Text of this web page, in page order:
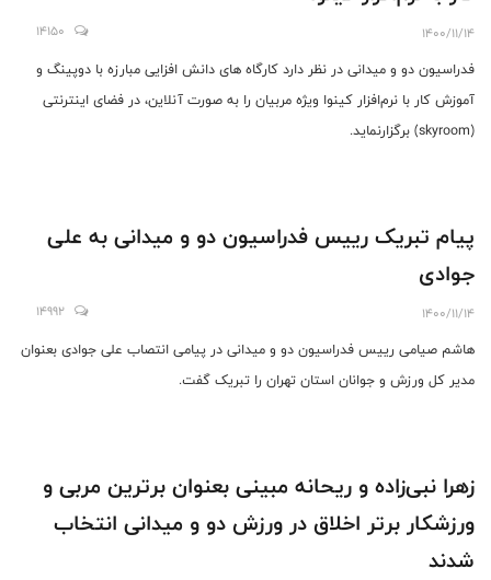
1400/11/14
14150
فدراسیون دو و میدانی در نظر دارد کارگاه های دانش افزایی مبارزه با دوپینگ و
آموزش کار با نرم‌افزار کینوا ویژه مربیان را به صورت آنلاین، در فضای اینترنتی
(skyroom) برگزارنماید.
پیام تبریک رییس فدراسیون دو و میدانی به علی
جوادی
1400/11/14
14992
هاشم صیامی رییس فدراسیون دو و میدانی در پیامی انتصاب علی جوادی بعنوان
مدیر کل ورزش و جوانان استان تهران را تبریک گفت.
زهرا نبی‌زاده و ریحانه مبینی بعنوان برترین مربی و
ورزشکار برتر اخلاق در ورزش دو و میدانی انتخاب
شدند